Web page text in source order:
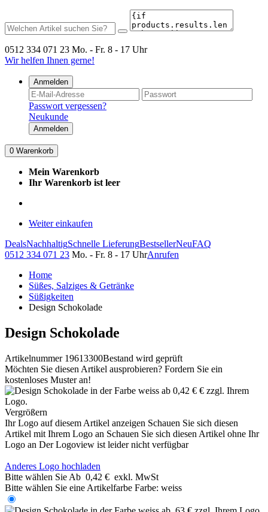
0512 334 071 23 Mo. - Fr. 8 - 17 Uhr
Wir helfen Ihnen gerne!
Anmelden
Passwort vergessen?
Neukunde
Anmelden
0 Warenkorb
Mein Warenkorb
Ihr Warenkorb ist leer
Weiter einkaufen
DealsNachhaltigSchnelle LieferungBestsellerNeuFAQ
0512 334 071 23 Mo. - Fr. 8 - 17 UhrAnrufen
Home
Süßes, Salziges & Getränke
Süßigkeiten
Design Schokolade
Design Schokolade
Artikelnummer 19613300Bestand wird geprüft
Möchten Sie diesen Artikel ausprobieren? Fordern Sie ein
kostenloses Muster an!
Vergrößern
Ihr Logo auf diesem Artikel anzeigen Schauen Sie sich diesen
Artikel mit Ihrem Logo an Schauen Sie sich diesen Artikel ohne Ihr
Logo an Der Logoview ist leider nicht verfügbar
Anderes Logo hochladen
Bitte wählen Sie Ab 0,42 € exkl. MwSt
Bitte wählen Sie eine Artikelfarbe Farbe: weiss